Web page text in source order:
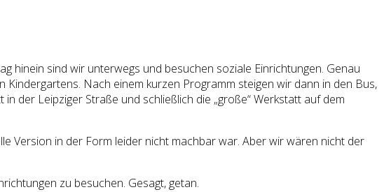
hinein sind wir unterwegs und besuchen soziale Einrichtungen. Genau
Nach einem kurzen Programm steigen wir dann in den Bus,
der Leipziger Straße und schließlich die „große“ Werkstatt auf dem
Version in der Form leider nicht machbar war. Aber wir wären nicht der
zu besuchen. Gesagt, getan.